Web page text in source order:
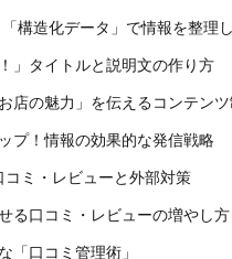
構造化データ」で情報を整理
」タイトルと説明文の作り方
店の魅力」を伝えるコンテン
プ！情報の効果的な発信戦略
ミ・レビューと外部対策
る口コミ・レビューの増やし方
「口コミ管理術」